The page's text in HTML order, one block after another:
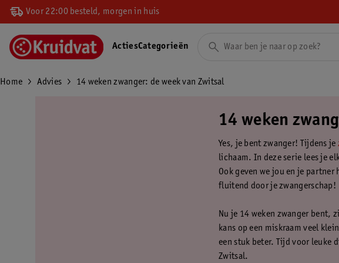
Voor 22:00 besteld, morgen in huis
ActiesCategorieën
Home Advies 14 weken zwanger: de week van Zwitsal
14 weken
Yes, je bent zwanger! Tijdens je
lichaam. In deze serie lees je
Ook geven we jou en je
fluitend door je zwangerschap!
Nu je 14 weken zwanger bent,
kans op een miskraam veel
een stuk beter. Tijd voor leuke
Zwitsal.